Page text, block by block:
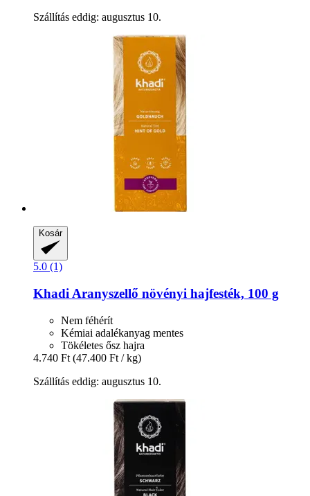
Szállítás eddig: augusztus 10.
Kosár
5.0 (1)
Khadi Aranyszellő növényi hajfesték, 100 g
Nem féhérít
Kémiai adalékanyag mentes
Tökéletes ősz hajra
4.740 Ft (47.400 Ft / kg)
Szállítás eddig: augusztus 10.